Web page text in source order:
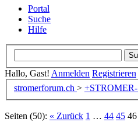
Portal
Suche
Hilfe
Hallo, Gast! Anmelden Registrieren
stromerforum.ch > +STROMER-
Seiten (50): « Zurück 1 … 44 45 46